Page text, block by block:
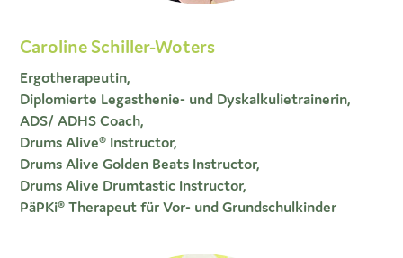
Caroline Schiller-Woters
Ergotherapeutin,
Diplomierte Legasthenie- und Dyskalkulietrainerin,
ADS/ ADHS Coach,
Drums Alive® Instructor,
Drums Alive Golden Beats Instructor,
Drums Alive Drumtastic Instructor,
PäPKi® Therapeut für Vor- und Grundschulkinder